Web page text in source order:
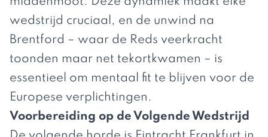
wedstrijd cruciaal, en de unwind na
Brentford – waar de Reds veerkracht
toonden maar net tekortkwamen – is
essentieel om mentaal fit te blijven voor de
Europese verplichtingen.
Voorbereiding op de Volgende Wedstrijd